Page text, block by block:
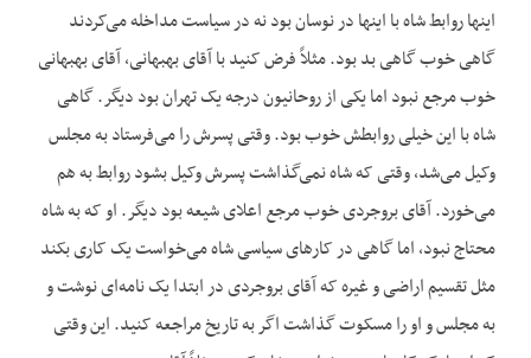
اینها روابط شاه با اینها در نوسان بود نه در سیاست مداخله می‌کردند
گاهی خوب گاهی بد بود. مثلاً فرض کنید با آقای بهبهانی، آقای بهبهانی
خوب مرجع نبود اما یکی از روحانیون درجه یک تهران بود دیگر. گاهی
شاه با این خیلی روابطش خوب بود. وقتی پسرش را می‌فرستاد به مجلس
وکیل می‌شد، وقتی که شاه نمی‌گذاشت پسرش وکیل بشود روابط به هم
می‌خورد. آقای بروجردی خوب مرجع اعلای شیعه‌ بود دیگر. او که به شاه
محتاج نبود، اما گاهی در کار‌های سیاسی شاه می‌خواست یک کاری بکند
مثل تقسیم اراضی و غیره که آقای بروجردی در ابتدا یک نامه‌ای نوشت و
به مجلس و او را مسکوت گذاشت اگر به تاریخ مراجعه کنید. این وقتی